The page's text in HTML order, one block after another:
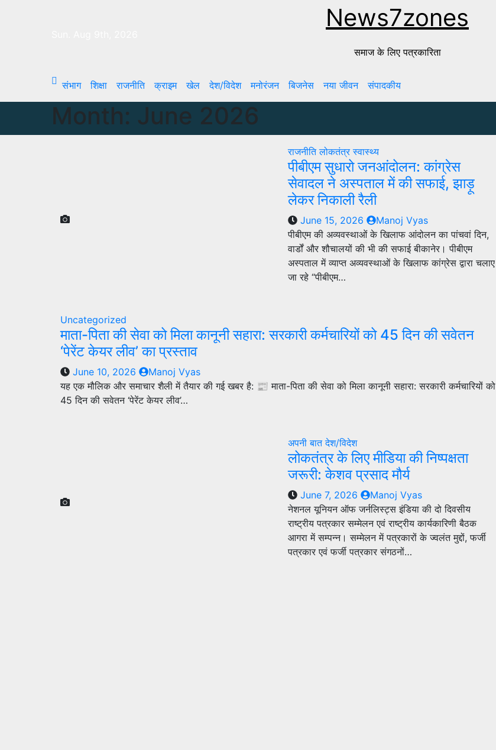
News7zones
समाज के लिए पत्रकारिता
संभाग शिक्षा राजनीति क्राइम खेल देश/विदेश मनोरंजन बिजनेस नया जीवन संपादकीय
Month: June 2026
राजनीतिलोकतंत्रस्वास्थ्य
पीबीएम सुधारो जनआंदोलन: कांग्रेस
सेवादल ने अस्पताल में की सफाई, झाड़ू
लेकर निकाली रैली
June 15, 2026
Manoj Vyas
पीबीएम की अव्यवस्थाओं के खिलाफ आंदोलन का पांचवां दिन,
वार्डों और शौचालयों की भी की सफाई बीकानेर। पीबीएम
अस्पताल में व्याप्त अव्यवस्थाओं के खिलाफ कांग्रेस द्वारा चलाए
जा रहे “पीबीएम…
Uncategorized
माता-पिता की सेवा को मिला कानूनी सहारा: सरकारी कर्मचारियों को 45 दिन की सवेतन
‘पेरेंट केयर लीव’ का प्रस्ताव
June 10, 2026
Manoj Vyas
यह एक मौलिक और समाचार शैली में तैयार की गई खबर है: 📰 माता-पिता की सेवा को मिला कानूनी सहारा: सरकारी कर्मचारियों को
45 दिन की सवेतन ‘पेरेंट केयर लीव’…
अपनी बातदेश/विदेश
लोकतंत्र के लिए मीडिया की निष्पक्षता
जरूरी: केशव प्रसाद मौर्य
June 7, 2026
Manoj Vyas
नेशनल यूनियन ऑफ जर्नलिस्ट्स इंडिया की दो दिवसीय
राष्ट्रीय पत्रकार सम्मेलन एवं राष्ट्रीय कार्यकारिणी बैठक
आगरा में सम्पन्न। सम्मेलन में पत्रकारों के ज्वलंत मुद्दों, फर्जी
पत्रकार एवं फर्जी पत्रकार संगठनों…